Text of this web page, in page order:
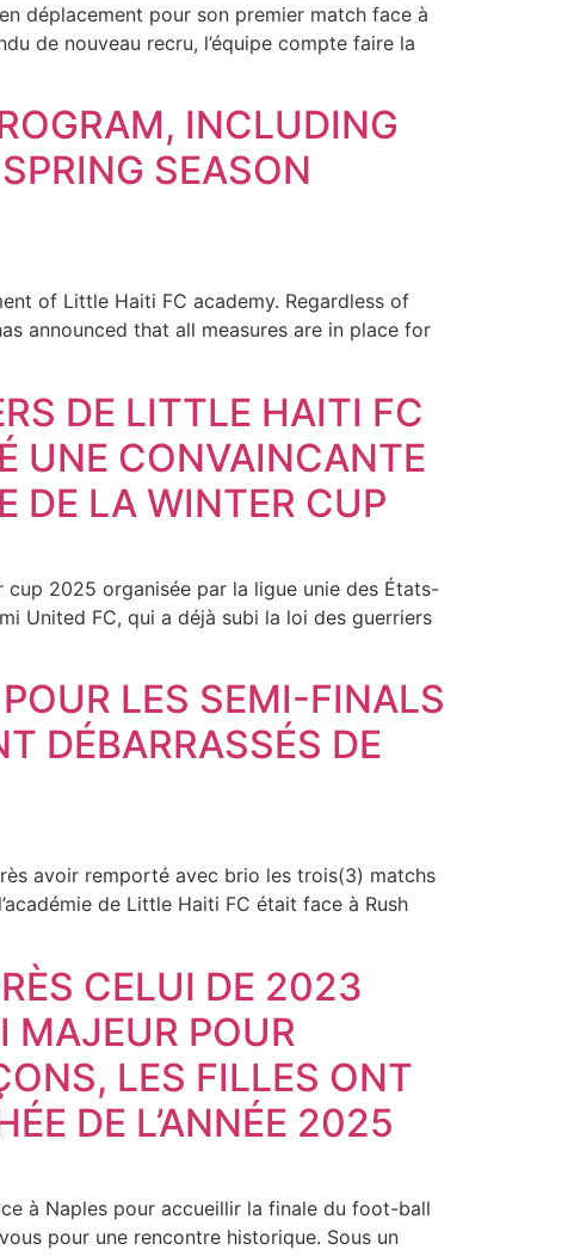
déplacement pour son premier match face à
de nouveau recru, l’équipe compte faire la
INCLUDING
SEASON
of Little Haiti FC academy. Regardless of
announced that all measures are in place for
DE LITTLE HAITI FC
UNE CONVAINCANTE
DE LA WINTER CUP
2025 organisée par la ligue unie des États-
United FC, qui a déjà subi la loi des guerriers
LES SEMI-FINALS
DÉBARRASSÉS DE
avoir remporté avec brio les trois(3) matchs
de Little Haiti FC était face à Rush
CELUI DE 2023
MAJEUR POUR
LES FILLES ONT
DE L’ANNÉE 2025
à Naples pour accueillir la finale du foot-ball
pour une rencontre historique. Sous un